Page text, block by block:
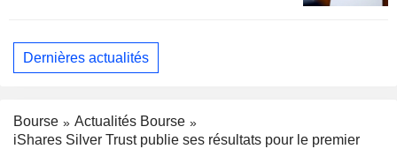
Dernières actualités
Bourse
Actualités Bourse
iShares Silver Trust publie ses résultats pour le premier